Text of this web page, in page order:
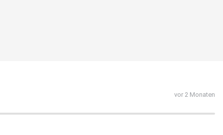
vor 2 Monaten